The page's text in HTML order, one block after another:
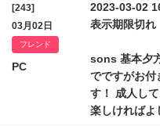
[243]
03月02日
フレンド
PC
2023-03-02
表示期限切れ
sons 基本夕
でですがお付
す！ 成人し
楽しければよ